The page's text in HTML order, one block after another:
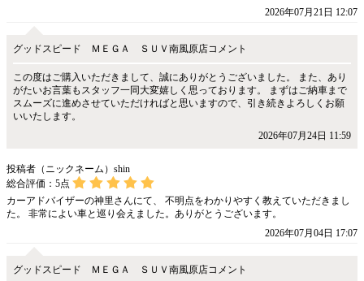
2026年07月21日 12:07
グッドスピード ＭＥＧＡ ＳＵＶ南風原店コメント
この度はご購入いただきまして、誠にありがとうございました。 また、あり
がたいお言葉もスタッフ一同大変嬉しく思っております。 まずはご納車まで
スムーズに進めさせていただければと思いますので、引き続きよろしくお願
いいたします。
2026年07月24日 11:59
投稿者（ニックネーム）shin
総合評価： 5点
カーアドバイザーの神里さんにて、 不明点をわかりやすく教えていただきまし
た。 非常によい車と巡り会えました。ありがとうございます。
2026年07月04日 17:07
グッドスピード ＭＥＧＡ ＳＵＶ南風原店コメント